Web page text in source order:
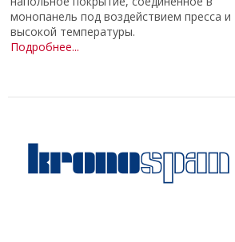
монопанель под воздействием пресса и
высокой температуры.
Подробнее...